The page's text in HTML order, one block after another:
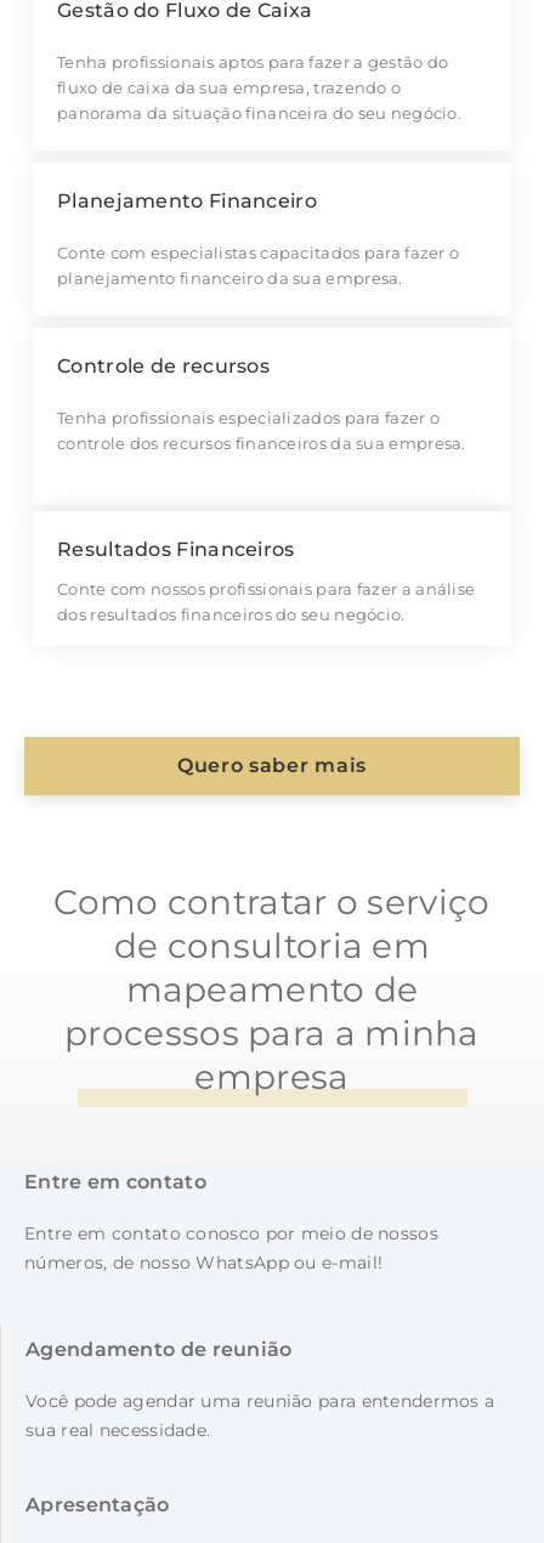
Gestão do Fluxo de Caixa
Tenha profissionais aptos para fazer a gestão do
fluxo de caixa da sua empresa, trazendo o
panorama da situação financeira do seu negócio.
Planejamento Financeiro
Conte com especialistas capacitados para fazer o
planejamento financeiro da sua empresa.
Controle de recursos
Tenha profissionais especializados para fazer o
controle dos recursos financeiros da sua empresa.
Resultados Financeiros
Conte com nossos profissionais para fazer a análise
dos resultados financeiros do seu negócio.
Quero saber mais
Como contratar o serviço
de consultoria em
mapeamento de
processos para a minha
empresa
Entre em contato
Entre em contato conosco por meio de nossos
números, de nosso WhatsApp ou e-mail!
Agendamento de reunião
Você pode agendar uma reunião para entendermos a
sua real necessidade.
Apresentação